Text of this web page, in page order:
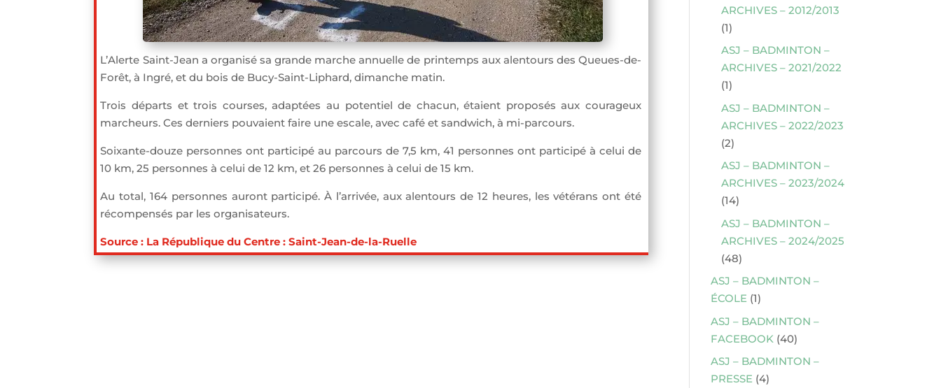
L’Alerte Saint-Jean a organisé sa grande marche annuelle de printemps aux alentours des Queues-de-
Forêt, à Ingré, et du bois de Bucy-Saint-Liphard, dimanche matin.
Trois départs et trois courses, adaptées au potentiel de chacun, étaient proposés aux courageux
marcheurs. Ces derniers pouvaient faire une escale, avec café et sandwich, à mi-parcours.
Soixante-douze personnes ont participé au parcours de 7,5 km, 41 personnes ont participé à celui de
10 km, 25 personnes à celui de 12 km, et 26 personnes à celui de 15 km.
Au total, 164 personnes auront participé. À l’arrivée, aux alentours de 12 heures, les vétérans ont été
récompensés par les organisateurs.
Source : La République du Centre : Saint-Jean-de-la-Ruelle
ARCHIVES – 2012/2013
(1)
ASJ – BADMINTON –
ARCHIVES – 2021/2022
(1)
ASJ – BADMINTON –
ARCHIVES – 2022/2023
(2)
ASJ – BADMINTON –
ARCHIVES – 2023/2024
(14)
ASJ – BADMINTON –
ARCHIVES – 2024/2025
(48)
ASJ – BADMINTON –
ÉCOLE (1)
ASJ – BADMINTON –
FACEBOOK (40)
ASJ – BADMINTON –
PRESSE (4)